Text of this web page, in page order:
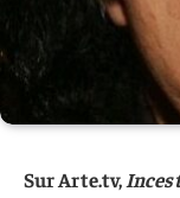
Sur Arte.tv,